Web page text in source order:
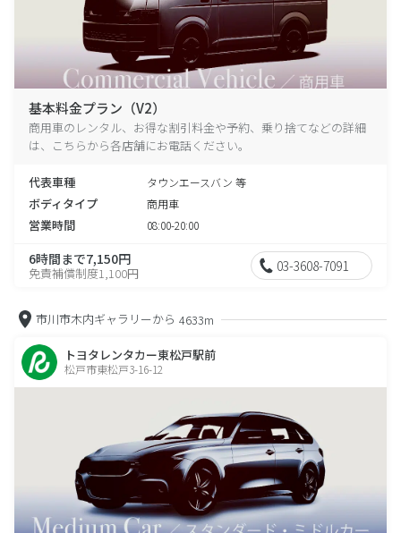
基本料金プラン（V2）
商用車のレンタル、お得な割引料金や予約、乗り捨てなどの詳細
は、こちらから各店舗にお電話ください。
代表車種 タウンエースバン 等
ボディタイプ 商用車
営業時間 08:00-20:00
6時間まで7,150円
免責補償制度1,100円 03-3608-7091
市川市木内ギャラリーから 4633m
トヨタレンタカー東松戸駅前
松戸市東松戸3-16-12